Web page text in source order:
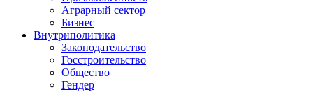
Аграрный сектор
Бизнес
Внутриполитика
Законодательство
Госстроительство
Общество
Гендер